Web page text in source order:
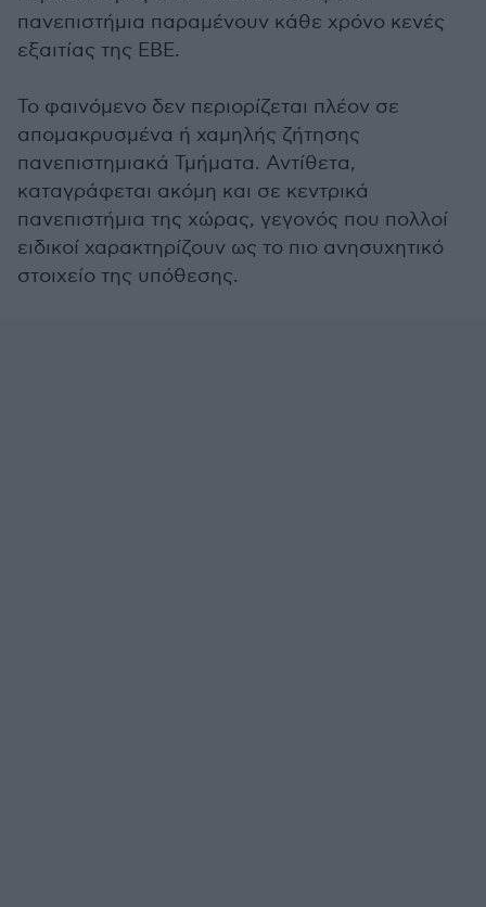
πανεπιστήμια παραμένουν κάθε χρόνο κενές
εξαιτίας της ΕΒΕ.
Το φαινόμενο δεν περιορίζεται πλέον σε
απομακρυσμένα ή χαμηλής ζήτησης
πανεπιστημιακά Τμήματα. Αντίθετα,
καταγράφεται ακόμη και σε κεντρικά
πανεπιστήμια της χώρας, γεγονός που πολλοί
ειδικοί χαρακτηρίζουν ως το πιο ανησυχητικό
στοιχείο της υπόθεσης.